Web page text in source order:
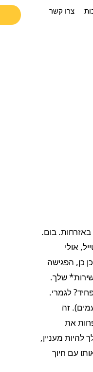
צרו קשר
בום.
אולי
כן, הפגישה
שלך.
לגמרי.
זה
את
מעניין,
עם חיוך